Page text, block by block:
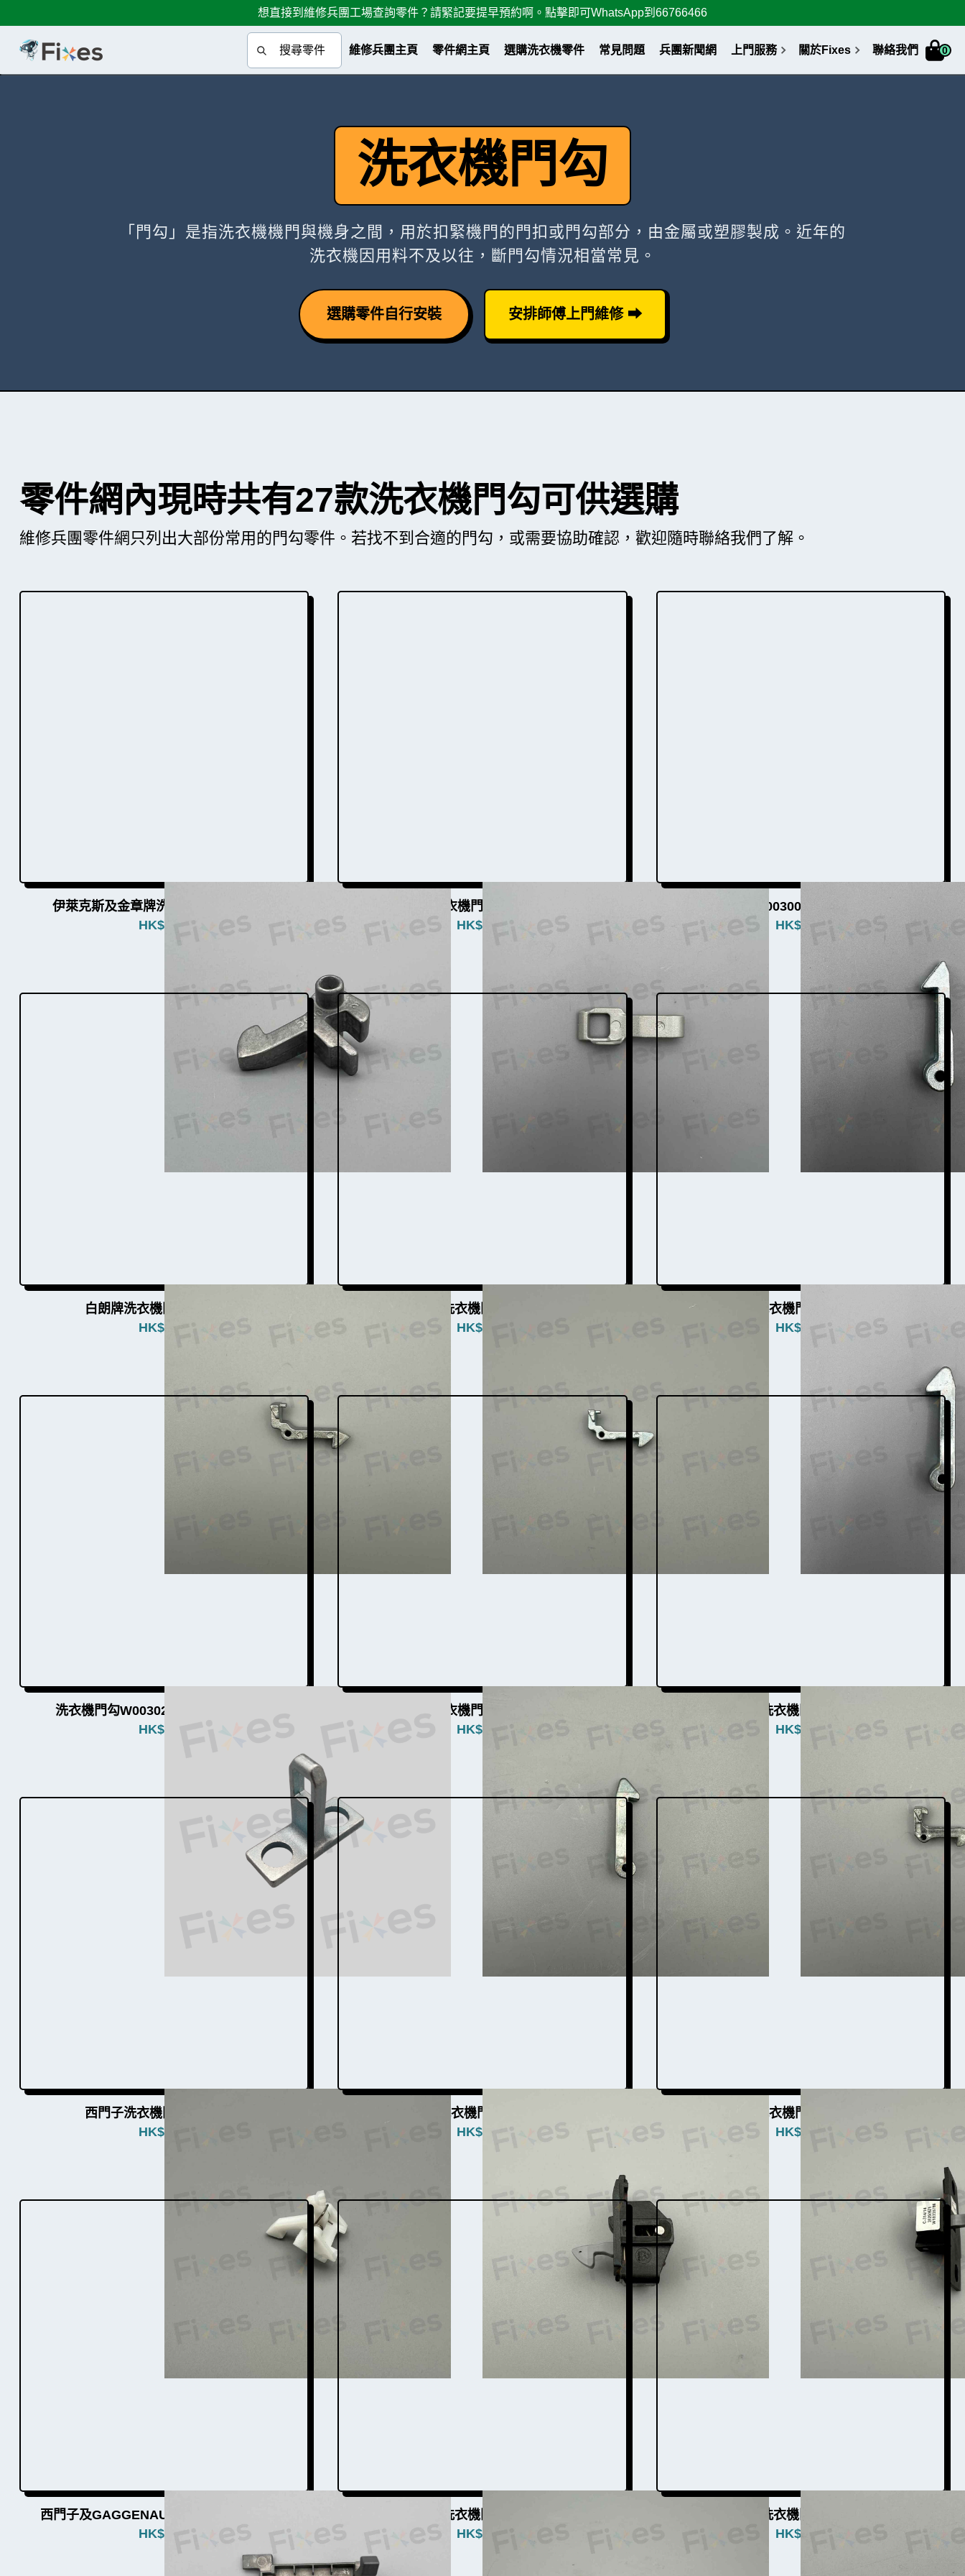
想直接到維修兵團工場查詢零件？請緊記要提早預約啊。點擊即可WhatsApp到66766466
維修兵團主頁 零件網主頁 選購洗衣機零件 常見問題 兵團新聞網 上門服務 關於Fixes 聯絡我們 0
洗衣機門勾
「門勾」是指洗衣機機門與機身之間，用於扣緊機門的門扣或門勾部分，由金屬或塑膠製成。近年的
洗衣機因用料不及以往，斷門勾情況相當常見。
選購零件自行安裝 安排師傅上門維修 ⮕
零件網內現時共有27款洗衣機門勾可供選購
維修兵團零件網只列出大部份常用的門勾零件。若找不到合適的門勾，或需要協助確認，歡迎隨時聯絡我們了解。
伊萊克斯及金章牌洗衣機門勾W003008
HK$
LG洗衣機門勾W003003
HK$
洗衣機門勾W003005a（3個品牌通用）
HK$
380
白朗牌洗衣機門勾W003006
HK$
白朗牌洗衣機門勾W003004
HK$
白朗牌洗衣機門勾W003005b
HK$
380
洗衣機門勾W003026（4個品牌通用）
HK$
LG洗衣機門勾W003011
HK$
西門子洗衣機門勾W003002
HK$
280
西門子洗衣機門勾W003001
HK$
惠而浦洗衣機門勾W003013a
HK$
惠而浦洗衣機門勾W003013b
HK$
西門子及GAGGENAU洗衣機門勾W003012
HK$
西門子洗衣機門勾W003017
HK$
飛歌牌洗衣機門勾W003025
HK$